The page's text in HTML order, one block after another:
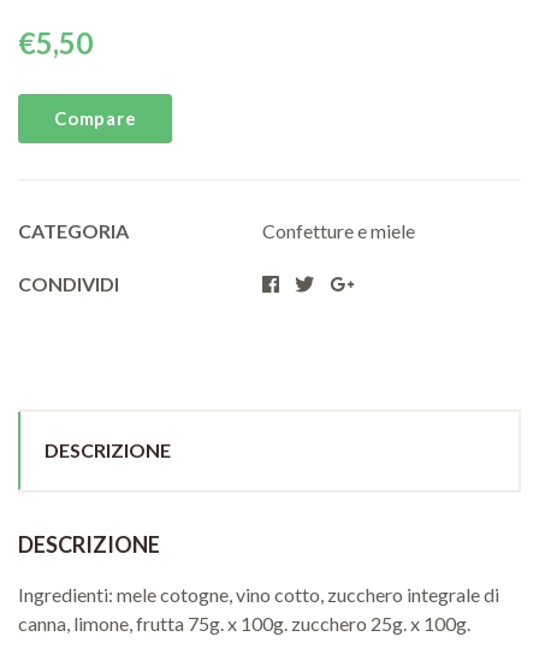
€5,50
Compare
CATEGORIA Confetture e miele
CONDIVIDI
DESCRIZIONE
DESCRIZIONE
Ingredienti: mele cotogne, vino cotto, zucchero integrale di
canna, limone, frutta 75g. x 100g. zucchero 25g. x 100g.